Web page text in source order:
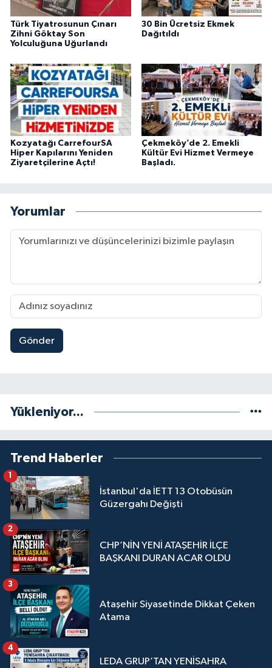
Türk Tiyatrosunun Çınarı
Zihni Göktay Son
Yolculuğuna Uğurlandı
30 Bin Ücretsiz Ekmek
Dağıtıldı
Kozyatağı CarrefourSA
Hiper Kapılarını Yeniden
Ziyaretçilerine Açtı!
Çekmeköy’de 2. Emekli
Kültür Evi Hizmet Vermeye
Başladı.
Yorumlar
Gönder
Yükleniyor...
Trend Haberler
İstanbul'da İETT 13 Otobüsün
Güzergahı Değişti
CHP’NİN YENİ ATAŞEHİR İLÇE
BAŞKANI DURAN ACAR OLDU
2
Ataşehir Siyasetinde Dikkat Çeken
Atama
3
LEDA GRUP’TAN YENİSAHRA
4